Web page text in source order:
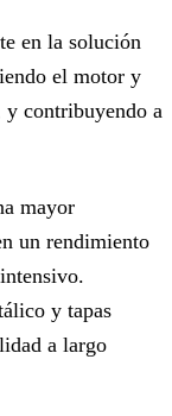
en la solución
el motor y
y contribuyendo a
mayor
un rendimiento
y tapas
a largo